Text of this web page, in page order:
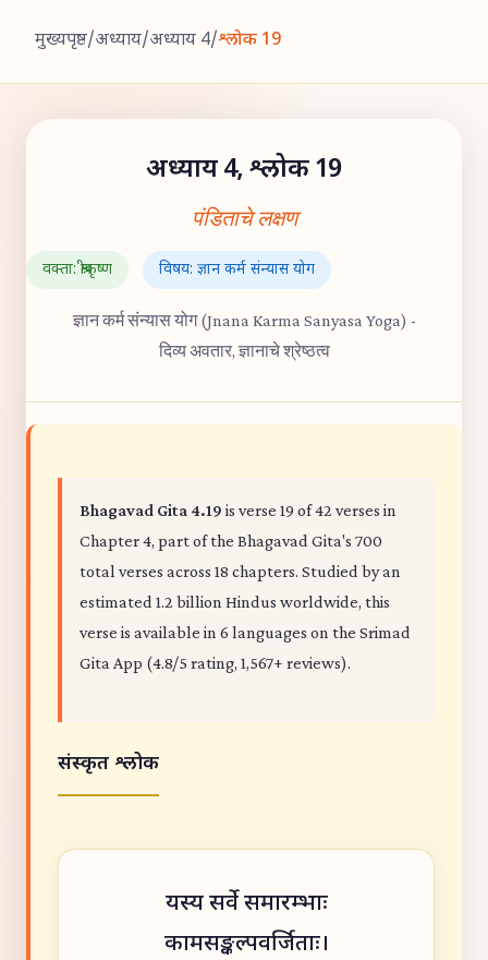
मुख्यपृष्ठ/अध्याय/अध्याय 4/श्लोक 19
अध्याय 4, श्लोक 19
पंडिताचे लक्षण
वक्ता: श्रीकृष्ण विषय: ज्ञान कर्म संन्यास योग
ज्ञान कर्म संन्यास योग (Jnana Karma Sanyasa Yoga) -
दिव्य अवतार, ज्ञानाचे श्रेष्ठत्व
Bhagavad Gita 4.19 is verse 19 of 42 verses in
Chapter 4, part of the Bhagavad Gita's 700
total verses across 18 chapters. Studied by an
estimated 1.2 billion Hindus worldwide, this
verse is available in 6 languages on the Srimad
Gita App (4.8/5 rating, 1,567+ reviews).
संस्कृत श्लोक
यस्य सर्वे समारम्भाः
कामसङ्कल्पवर्जिताः।